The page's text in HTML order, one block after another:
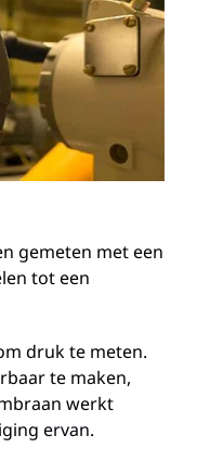
gemeten met een
tot een
druk te meten.
te maken,
werkt
ervan.